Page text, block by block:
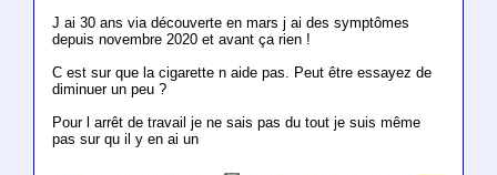
J ai 30 ans via découverte en mars j ai des symptômes
depuis novembre 2020 et avant ça rien !
C est sur que la cigarette n aide pas. Peut être essayez de
diminuer un peu ?
Pour l arrêt de travail je ne sais pas du tout je suis même
pas sur qu il y en ai un